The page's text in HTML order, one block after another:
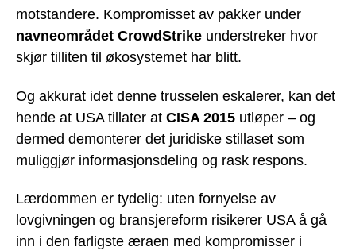
motstandere. Kompromisset av pakker under
navneområdet CrowdStrike understreker hvor
skjør tilliten til økosystemet har blitt.
Og akkurat idet denne trusselen eskalerer, kan det
hende at USA tillater at CISA 2015 utløper – og
dermed demonterer det juridiske stillaset som
muliggjør informasjonsdeling og rask respons.
Lærdommen er tydelig: uten fornyelse av
lovgivningen og bransjereform risikerer USA å gå
inn i den farligste æraen med kompromisser i